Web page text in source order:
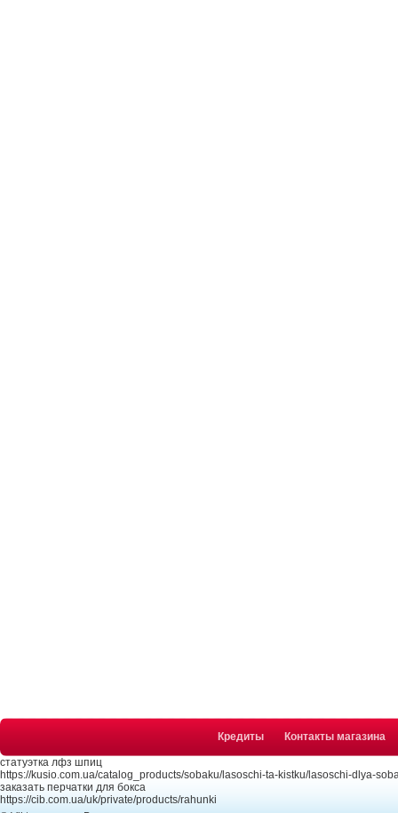
Кредиты Контакты магазина
статуэтка лфз шпиц
https://kusio.com.ua/catalog_products/sobaku/lasoschi-ta-kistku/lasoschi-dlya-
заказать перчатки для бокса
https://cib.com.ua/uk/private/products/rahunki